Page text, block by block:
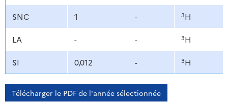
SNC 1 - 3H
LA - - 3H
SI 0,012 - 3H
Télécharger le PDF de l'année sélectionnée